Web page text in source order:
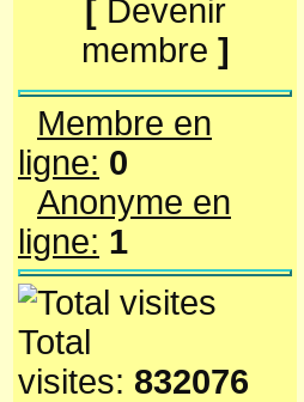
[ Devenir
membre ]
Membre en
ligne: 0
Anonyme en
ligne: 1
Total
visites: 832076